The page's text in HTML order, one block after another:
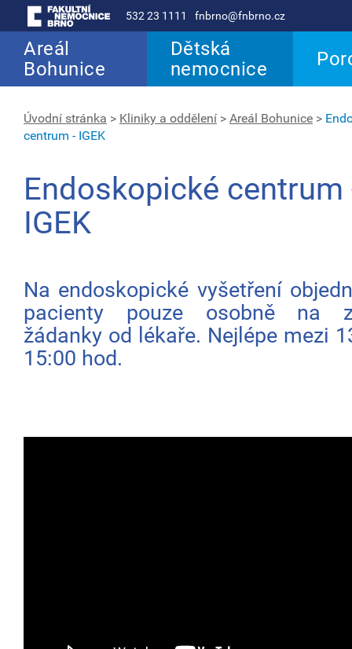
532 23 1111 fnbrno@fnbrno.cz
Areál
Bohunice
Dětská
nemocnice
Úvodní stránka > Kliniky a oddělení > Areál Bohunice >
centrum - IGEK
Endoskopické centrum
IGEK
Na endoskopické vyšetření
pacienty pouze osobně na
žádanky od lékaře. Nejlépe mezi
15:00 hod.